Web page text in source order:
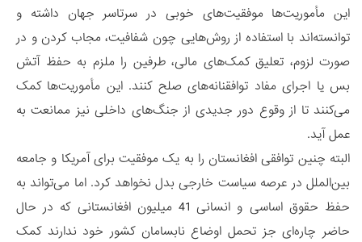
این مأموریت‌ها موفقیت‌های خوبی در سرتاسر جهان داشته و
توانسته‌‌اند با استفاده از روش‌هایی چون شفافیت، مجاب کردن و در
صورت لزوم، تعلیق کمک‌های مالی، طرفین را ملزم به حفظ آتش
بس یا اجرای مفاد توافقنانه‌های صلح کنند. این مأموریت‌ها کمک
می‌کنند تا از وقوع دور جدیدی از جنگ‌های داخلی نیز ممانعت به
عمل آید.
البته چنین توافقی افغانستان را به یک موفقیت برای آمریکا و جامعه
بین‌الملل در عرصه سیاست خارجی بدل نخواهد کرد. اما می‌تواند به
حفظ حقوق اساسی و انسانی 41 میلیون افغانستانی که در حال
حاضر چاره‌ای جز تحمل اوضاع نابسامان کشور خود ندارند کمک